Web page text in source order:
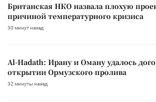
Британская НКО назвала плохую
причиной температурного кризиса
30 минут назад
Al-Hadath: Ирану и Оману удалось
открытии Ормузского пролива
32 минуты назад